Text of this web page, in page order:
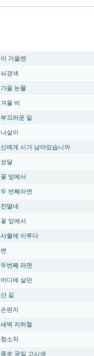
이 가을엔
뇌경색
가을 눈물
겨울 비
부끄러운 일
나살이
신에게 시가 남아있습니까
섣달
꽃 앞에서
두 번째라면
진딸네
꽃 앞에서
사월에 이루다
변
두번째 라면
어디에 살던
산 길
손편지
새벽 지하철
청소차
종로 국일 고시생